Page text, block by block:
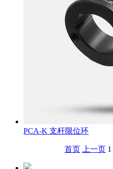
PCA-K 支杆限位环
首页 上一页 1